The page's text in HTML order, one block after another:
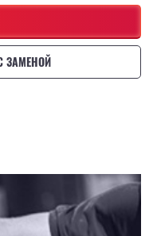
ЗАМЕНОЙ